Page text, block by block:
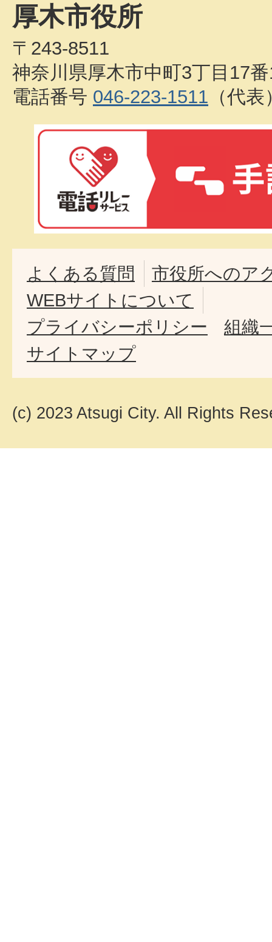
厚木市役所
〒243-8511
神奈川県厚木市中町3丁目17
電話番号 046-223-1511 （代表
よくある質問
市役所へのア
WEBサイトについて
プライバシーポリシー
組織
サイトマップ
(c) 2023 Atsugi City. All Rights